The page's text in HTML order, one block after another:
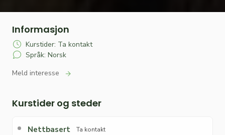
Kurstider og steder
Nettbasert Ta kontakt
Informasjon
Kurstider: Ta kontakt
Språk: Norsk
Meld interesse